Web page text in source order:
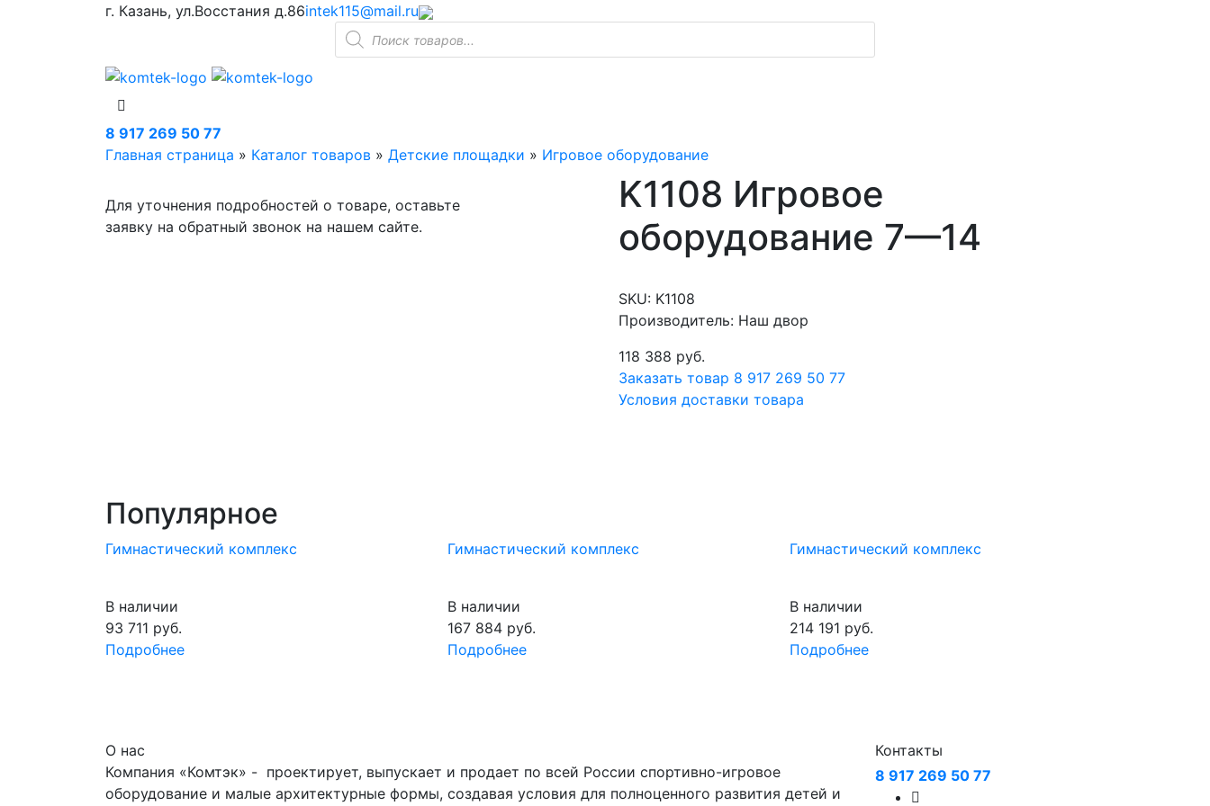
г. Казань, ул.Восстания д.86intek115@mail.ru
Поиск
товаров
8 917 269 50 77
Главная страница » Каталог товаров » Детские площадки » Игровое оборудование
Для уточнения подробностей о товаре, оставьте
заявку на обратный звонок на нашем сайте.
K1108 Игровое
оборудование 7—14
SKU: K1108
Производитель: Наш двор
118 388 руб.
Заказать товар 8 917 269 50 77
Условия доставки товара
Популярное
Гимнастический комплекс
В наличии
93 711 руб.
Подробнее
Гимнастический комплекс
В наличии
167 884 руб.
Подробнее
Гимнастический комплекс
В наличии
214 191 руб.
Подробнее
О нас
Компания «Комтэк» - проектирует, выпускает и продает по всей России спортивно-игровое
оборудование и малые архитектурные формы, создавая условия для полноценного развития детей и
Контакты
8 917 269 50 77